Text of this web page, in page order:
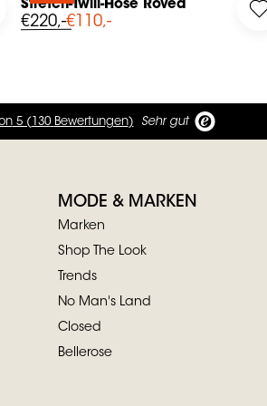
to your wishlist
in to add Stretch-Twill-Hose Rovea to
Stretch-Twill-Hose Rovea
€220,-€110,-
5 ( 130 Bewertungen) Sehr gut
MODE & MARKEN
Marken
Shop The Look
Trends
No Man's Land
Closed
Bellerose